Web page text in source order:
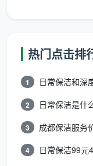
些项目包含、哪
政机构也坚持在
一单一议、先报
环节二：需
定，拒绝价外
热门点击排
1
2
3
4